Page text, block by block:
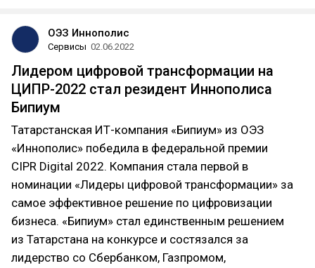
ОЭЗ Иннополис
Сервисы 02.06.2022
Лидером цифровой трансформации на
ЦИПР-2022 стал резидент Иннополиса
Бипиум
Татарстанская ИТ-компания «Бипиум» из ОЭЗ
«Иннополис» победила в федеральной премии
CIPR Digital 2022. Компания стала первой в
номинации «Лидеры цифровой трансформации» за
самое эффективное решение по цифровизации
бизнеса. «Бипиум» стал единственным решением
из Татарстана на конкурсе и состязался за
лидерство со Сбербанком, Газпромом,